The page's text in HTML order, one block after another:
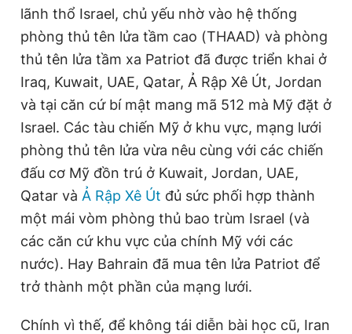
lãnh thổ Israel, chủ yếu nhờ vào hệ thống
phòng thủ tên lửa tầm cao (THAAD) và phòng
thủ tên lửa tầm xa Patriot đã được triển khai ở
Iraq, Kuwait, UAE, Qatar, Ả Rập Xê Út, Jordan
và tại căn cứ bí mật mang mã 512 mà Mỹ đặt ở
Israel. Các tàu chiến Mỹ ở khu vực, mạng lưới
phòng thủ tên lửa vừa nêu cùng với các chiến
đấu cơ Mỹ đồn trú ở Kuwait, Jordan, UAE,
Qatar và Ả Rập Xê Út đủ sức phối hợp thành
một mái vòm phòng thủ bao trùm Israel (và
các căn cứ khu vực của chính Mỹ với các
nước). Hay Bahrain đã mua tên lửa Patriot để
trở thành một phần của mạng lưới.
Chính vì thế, để không tái diễn bài học cũ, Iran